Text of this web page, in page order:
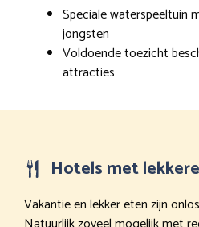
Speciale waterspeeltuin
jongsten
Voldoende toezicht
attracties
Hotels met
Vakantie en lekker eten zijn